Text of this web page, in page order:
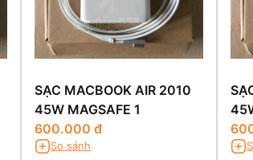
SẠC MACBOOK AIR 2010
45W MAGSAFE 1
600.000 đ
So sánh